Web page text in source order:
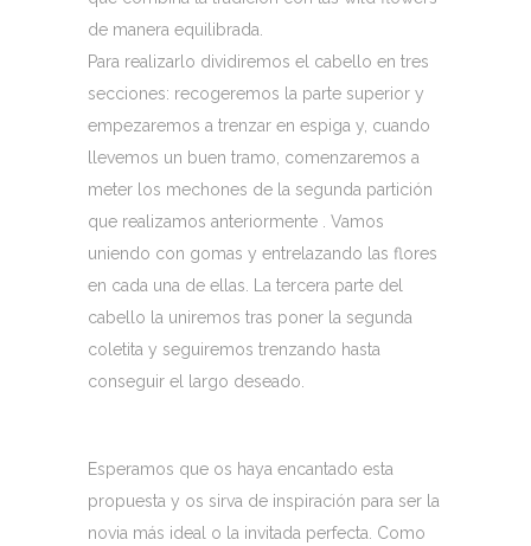
de manera equilibrada.
Para realizarlo dividiremos el cabello en tres
secciones: recogeremos la parte superior y
empezaremos a trenzar en espiga y, cuando
llevemos un buen tramo, comenzaremos a
meter los mechones de la segunda partición
que realizamos anteriormente . Vamos
uniendo con gomas y entrelazando las flores
en cada una de ellas. La tercera parte del
cabello la uniremos tras poner la segunda
coletita y seguiremos trenzando hasta
conseguir el largo deseado.
Esperamos que os haya encantado esta
propuesta y os sirva de inspiración para ser la
novia más ideal o la invitada perfecta. Como